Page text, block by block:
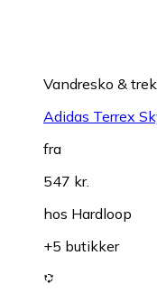
Vandresko &
Adidas Terrex
fra
547 kr.
hos Hardloop
+5 butikker